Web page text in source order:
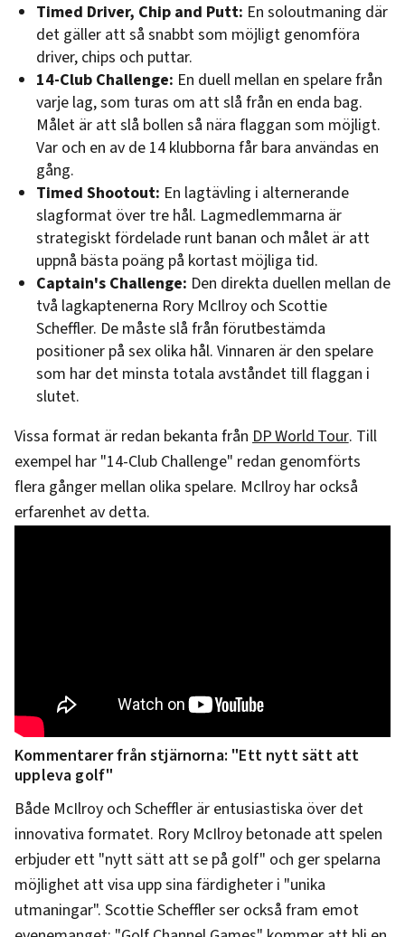
Timed Driver, Chip and Putt: En soloutmaning där
det gäller att så snabbt som möjligt genomföra
driver, chips och puttar.
14-Club Challenge: En duell mellan en spelare från
varje lag, som turas om att slå från en enda bag.
Målet är att slå bollen så nära flaggan som möjligt.
Var och en av de 14 klubborna får bara användas en
gång.
Timed Shootout: En lagtävling i alternerande
slagformat över tre hål. Lagmedlemmarna är
strategiskt fördelade runt banan och målet är att
uppnå bästa poäng på kortast möjliga tid.
Captain's Challenge: Den direkta duellen mellan de
två lagkaptenerna Rory McIlroy och Scottie
Scheffler. De måste slå från förutbestämda
positioner på sex olika hål. Vinnaren är den spelare
som har det minsta totala avståndet till flaggan i
slutet.
Vissa format är redan bekanta från DP World Tour. Till
exempel har "14-Club Challenge" redan genomförts
flera gånger mellan olika spelare. McIlroy har också
erfarenhet av detta.
Kommentarer från stjärnorna: "Ett nytt sätt att
uppleva golf"
Både McIlroy och Scheffler är entusiastiska över det
innovativa formatet. Rory McIlroy betonade att spelen
erbjuder ett "nytt sätt att se på golf" och ger spelarna
möjlighet att visa upp sina färdigheter i "unika
utmaningar". Scottie Scheffler ser också fram emot